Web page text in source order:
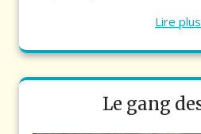
Lire plus
Le gang